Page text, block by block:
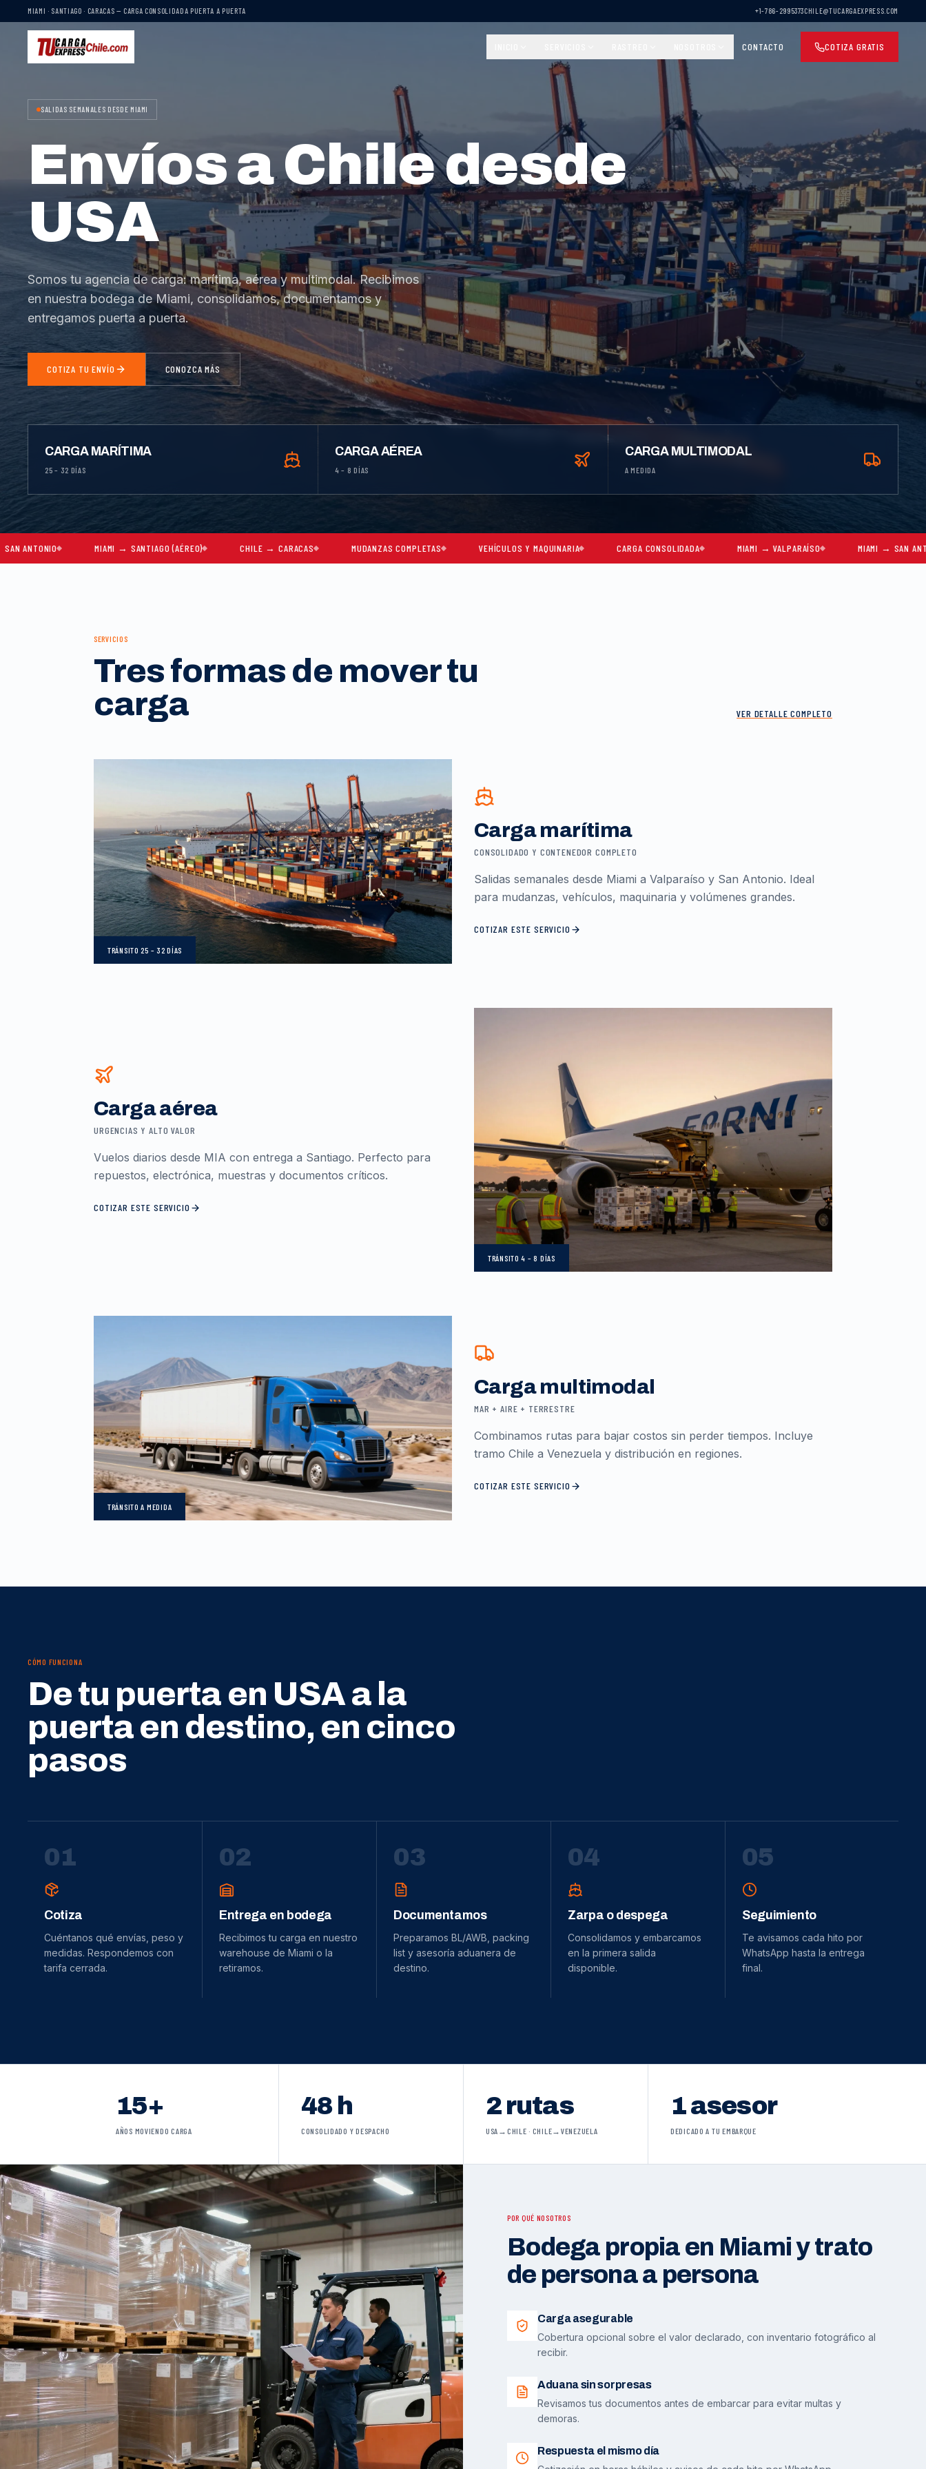
MIAMI · SANTIAGO · CARACAS — CARGA CONSOLIDADA PUERTA A PUERTA +1-786-2995373CHILE@TUCARGAEXPRESS.COM
CONTACTO COTIZA GRATIS
SALIDAS SEMANALES DESDE MIAMI
Envíos a Chile desde
USA
Somos tu agencia de carga: marítima, aérea y multimodal. Recibimos
en nuestra bodega de Miami, consolidamos, documentamos y
entregamos puerta a puerta.
COTIZA TU ENVÍO CONOZCA MÁS
CARGA MARÍTIMA
25 – 32 DÍAS
CARGA AÉREA
4 – 8 DÍAS
CARGA MULTIMODAL
A MEDIDA
MIAMI → SANTIAGO (AÉREO) CHILE → CARACAS MUDANZAS COMPLETAS VEHÍCULOS Y MAQUINARIA CARGA CONSOLIDADA MIAMI → VALPARAÍSO MIAMI → SAN ANTONIO
SERVICIOS
Tres formas de mover tu
carga
VER DETALLE COMPLETO
TRÁNSITO 25 – 32 DÍAS
Carga marítima
CONSOLIDADO Y CONTENEDOR COMPLETO
Salidas semanales desde Miami a Valparaíso y San Antonio. Ideal
para mudanzas, vehículos, maquinaria y volúmenes grandes.
COTIZAR ESTE SERVICIO
TRÁNSITO4 – 8 DÍAS
Carga aérea
URGENCIAS Y ALTO VALOR
Vuelos diarios desde MIA con entrega a Santiago. Perfecto para
repuestos, electrónica, muestras y documentos críticos.
COTIZAR ESTE SERVICIO
TRÁNSITOA MEDIDA
Carga multimodal
MAR + AIRE + TERRESTRE
Combinamos rutas para bajar costos sin perder tiempos. Incluye
tramo Chile a Venezuela y distribución en regiones.
COTIZAR ESTE SERVICIO
CÓMO FUNCIONA
De tu puerta en USA a la
puerta en destino, en cinco
pasos
01
Cotiza
Cuéntanos qué envías, peso y
medidas. Respondemos con
tarifa cerrada.
02
Entrega en bodega
Recibimos tu carga en nuestro
warehouse de Miami o la
retiramos.
03
Documentamos
Preparamos BL/AWB, packing
list y asesoría aduanera de
destino.
04
Zarpa o despega
Consolidamos y embarcamos
en la primera salida
disponible.
05
Seguimiento
Te avisamos cada hito por
WhatsApp hasta la entrega
final.
15+
AÑOS MOVIENDO CARGA
48 h
CONSOLIDADO Y DESPACHO
2 rutas
USA→CHILE · CHILE→VENEZUELA
1 asesor
DEDICADO A TU EMBARQUE
POR QUÉ NOSOTROS
Bodega propia en Miami y trato
de persona a persona
Carga asegurable
Cobertura opcional sobre el valor declarado, con inventario fotográfico al
recibir.
Aduana sin sorpresas
Revisamos tus documentos antes de embarcar para evitar multas y
demoras.
Respuesta el mismo día